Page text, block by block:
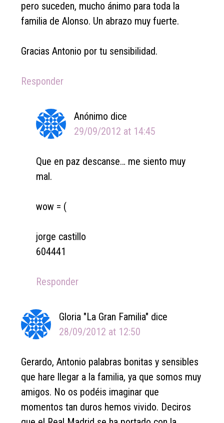
pero suceden, mucho ánimo para toda la
familia de Alonso. Un abrazo muy fuerte.
Gracias Antonio por tu sensibilidad.
Responder
Anónimo dice
29/09/2012 at 14:45
Que en paz descanse… me siento muy
mal.
wow = (
jorge castillo
604441
Responder
Gloria "La Gran Familia" dice
28/09/2012 at 12:50
Gerardo, Antonio palabras bonitas y sensibles
que hare llegar a la familia, ya que somos muy
amigos. No os podéis imaginar que
momentos tan duros hemos vivido. Deciros